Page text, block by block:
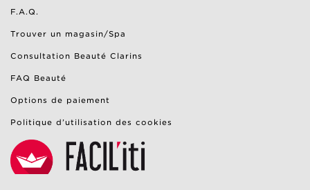
F.A.Q.
Trouver un magasin/Spa
Consultation Beauté Clarins
FAQ Beauté
Options de paiement
Politique d’utilisation des cookies